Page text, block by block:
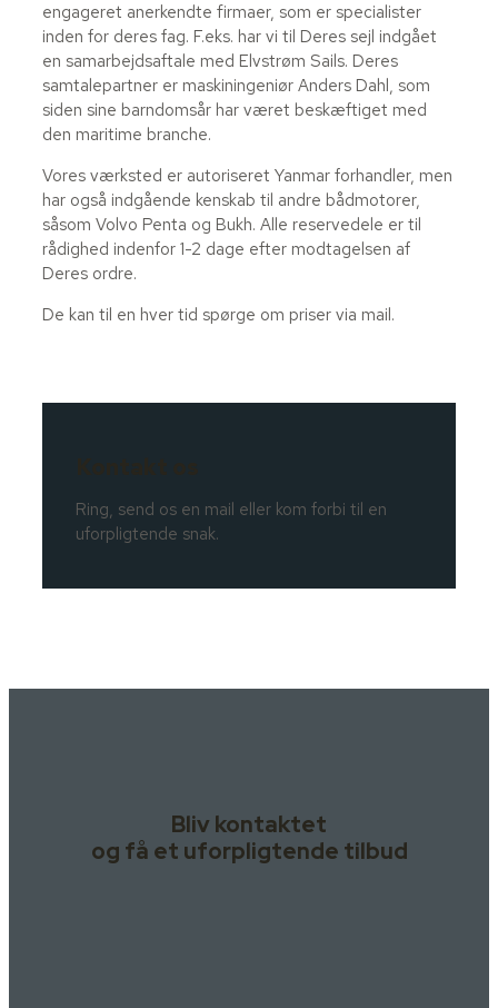
engageret anerkendte firmaer, som er specialister
inden for deres fag. F.eks. har vi til Deres sejl indgået
en samarbejdsaftale med Elvstrøm Sails. Deres
samtalepartner er maskiningeniør Anders Dahl, som
siden sine barndomsår har været beskæftiget med
den maritime branche.
Vores værksted er autoriseret Yanmar forhandler, men
har også indgående kenskab til andre bådmotorer,
såsom Volvo Penta og Bukh. Alle reservedele er til
rådighed indenfor 1-2 dage efter modtagelsen af
Deres ordre.
De kan til en hver tid spørge om priser via mail.
Ring, send os en mail eller kom forbi til en
uforpligtende snak.
Bliv kontaktet
og få et uforpligtende tilbud